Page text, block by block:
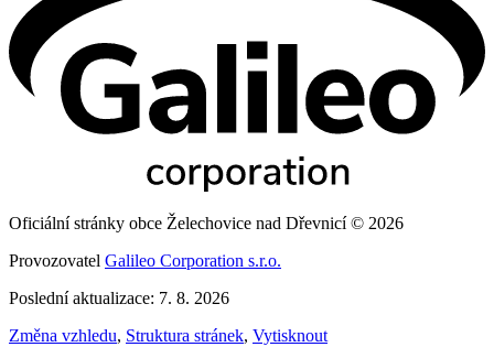
Oficiální stránky obce Želechovice nad Dřevnicí © 2026
Provozovatel Galileo Corporation s.r.o.
Poslední aktualizace: 7. 8. 2026
Změna vzhledu, Struktura stránek, Vytisknout